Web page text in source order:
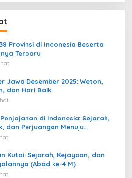
Provinsi di Indonesia Beserta
Terbaru
Jawa Desember 2025: Weton,
dan Hari Baik
di Indonesia: Sejarah,
dan Perjuangan Menuju
Kutai: Sejarah, Kejayaan, dan
(Abad ke-4 M)